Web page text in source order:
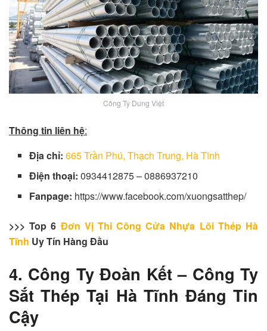
Công Ty Dung Việt
Thông tin liên hệ:
Địa chỉ:665 Trần Phú, Thạch Trung, Hà Tĩnh
Điện thoại:0934412875 – 0886937210
Fanpage: https://www.facebook.com/xuongsatthep/
>>> Top 6 Đơn Vị Thi Công Cửa Nhựa Lõi Thép Hà
Tĩnh Uy Tín Hàng Đầu
4. Công Ty Đoàn Kết – Công Ty
Sắt Thép Tại Hà Tĩnh Đáng Tin
Cậy